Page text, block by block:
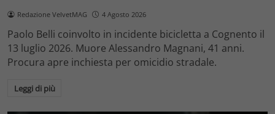
Redazione VelvetMAG 4 Agosto 2026
Paolo Belli coinvolto in incidente bicicletta a Cognento il
13 luglio 2026. Muore Alessandro Magnani, 41 anni.
Procura apre inchiesta per omicidio stradale.
Leggi di più